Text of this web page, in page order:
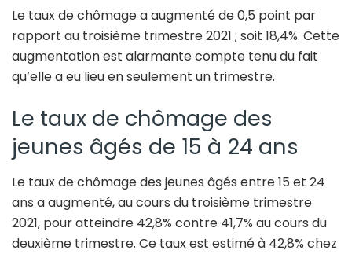
Le taux de chômage a augmenté de 0,5 point par
rapport au troisième trimestre 2021 ; soit 18,4%. Cette
augmentation est alarmante compte tenu du fait
qu’elle a eu lieu en seulement un trimestre.
Le taux de chômage des
jeunes âgés de 15 à 24 ans
Le taux de chômage des jeunes âgés entre 15 et 24
ans a augmenté, au cours du troisième trimestre
2021, pour atteindre 42,8% contre 41,7% au cours du
deuxième trimestre. Ce taux est estimé à 42,8% chez